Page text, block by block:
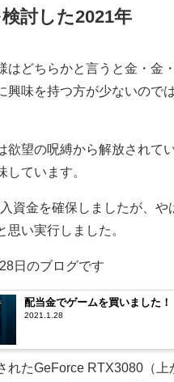
討した2021年
はどちらかと言うと金・金
興味を持つ方が少ないので
欲望の呪縛から解放されて
しています。
資金を確保しましたが、や
思い実行しました。
日のブログです
配当金でゲームを買いました！
2021.1.28
れたGeForce RTX3080（上